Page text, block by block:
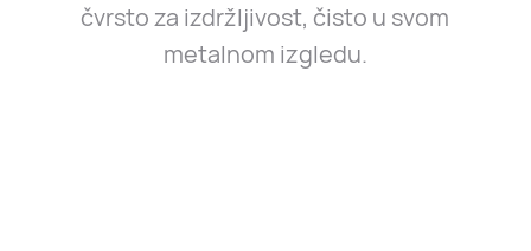
čvrsto za izdržljivost, čisto u svom
metalnom izgledu.